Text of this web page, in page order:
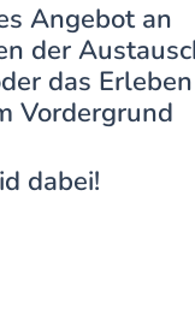
Angebot an
der
das Erleben
Vordergrund
dabei!